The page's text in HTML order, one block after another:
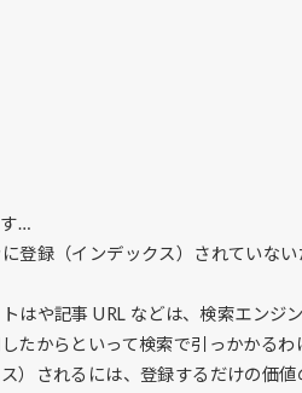
…
登録（インデックス）されていな
はや記事 URL などは、検索エンジ
たからといって検索で引っかかるわ
）されるには、登録するだけの価